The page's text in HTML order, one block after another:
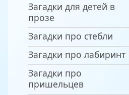
Загадки для детей в
прозе
Загадки про стебли
Загадки про лабиринт
Загадки про
пришельцев